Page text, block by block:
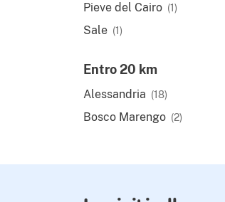
Pieve del Cairo (1)
Sale (1)
Entro 20 km
Alessandria (18)
Bosco Marengo (2)